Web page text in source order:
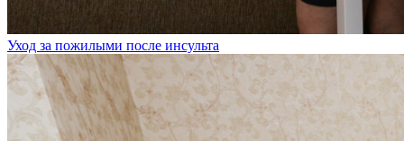
Уход за пожилыми после инсульта